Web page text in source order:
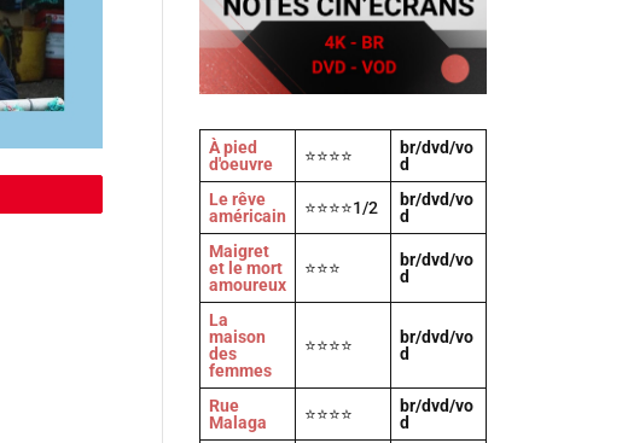
À pied
d'oeuvre
⭐⭐⭐⭐
br/dvd/vo
d
Le rêve
américain
⭐⭐⭐⭐1/2
br/dvd/vo
d
Maigret
et le mort
amoureux
⭐⭐⭐
br/dvd/vo
d
La
maison
des
femmes
⭐⭐⭐⭐
br/dvd/vo
d
Rue
Malaga
⭐⭐⭐⭐
br/dvd/vo
d